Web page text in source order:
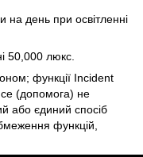
на день при освітленні
50,000 люкс.
функції Incident
(допомога) не
або єдиний спосіб
функцій,